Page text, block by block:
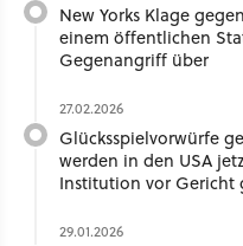
New Yorks Klage
einem öffentlichen
Gegenangriff über
27.02.2026
Glücksspielvorwürfe
werden in den USA
Institution vor Gericht
29.01.2026